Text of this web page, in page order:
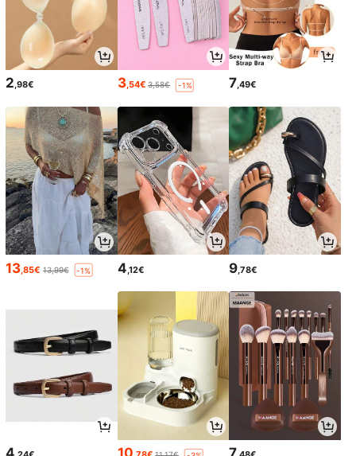
2,98€ 3,54€ 3,58€ -1% 7,49€
13 ,85€ 13,99€ -1% 4 ,12€ 9 ,78€
4 10 7